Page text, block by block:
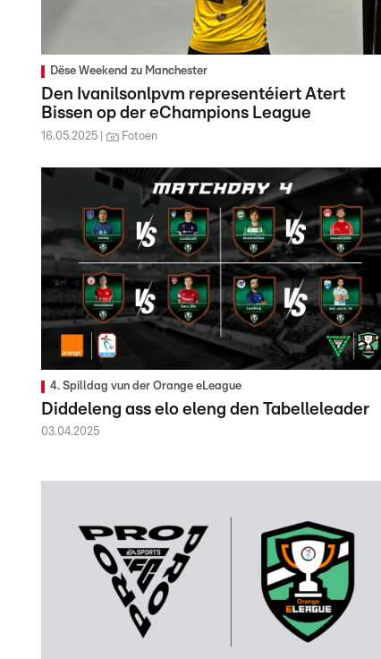
Dëse Weekend zu Manchester
Den Ivanilsonlpvm representéiert Atert
Bissen op der eChampions League
16.05.2025 Fotoen
4. Spilldag vun der Orange eLeague
Diddeleng ass elo eleng den Tabelleleader
03.04.2025